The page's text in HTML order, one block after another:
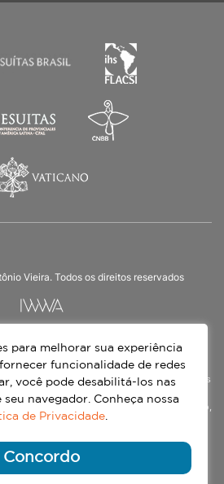
Vieira. Todos os direitos reservados
a Rede Jesuíta de Educação, tendo as suas
valores da espiritualidade inaciana – marca da
1500 unidades de ensino, espalhadas
a alunos da Educação Infantil à 3ª série do
e vespertino, além do Ensino Médio Noturno,
para Jovens.
Continue lendo
para melhorar sua experiência
funcionalidade de redes
você pode desabilitá-los nas
navegador. Conheça nossa
de Privacidade.
Concordo